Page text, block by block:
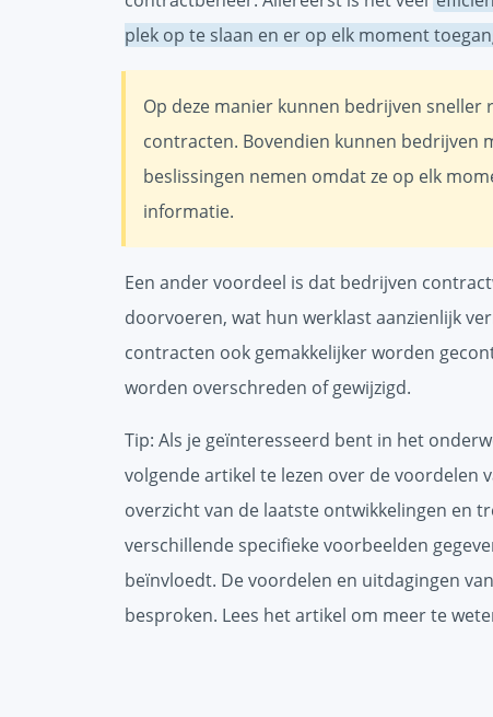
plek op te slaan en er op elk moment
Op deze manier kunnen bedrijven
contracten. Bovendien kunnen bedrijven
beslissingen nemen omdat ze op elk
informatie.
Een ander voordeel is dat bedrijven
doorvoeren, wat hun werklast aanzienlijk
contracten ook gemakkelijker worden
worden overschreden of gewijzigd.
Tip: Als je geïnteresseerd bent in het
volgende artikel te lezen over de voordelen
overzicht van de laatste ontwikkelingen en
verschillende specifieke voorbeelden
beïnvloedt. De voordelen en uitdagingen
besproken. Lees het artikel om meer te